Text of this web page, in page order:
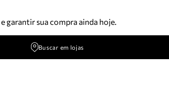
e garantir sua compra ainda hoje.
Buscar em lojas